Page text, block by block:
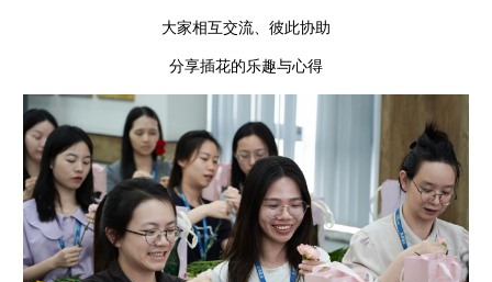
大家相互交流、彼此协助
分享插花的乐趣与心得